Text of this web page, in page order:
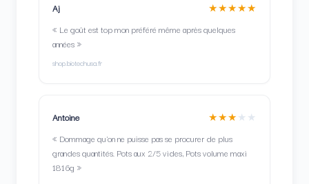
Aj ★★★★★
« Le goût est top mon préféré même après quelques
années »
shop.biotechusa.fr
Antoine ★★★ ★ ★
« Dommage qu'on ne puisse pas se procurer de plus
grandes quantités. Pots aux 2/5 vides, Pots volume maxi
1816g »